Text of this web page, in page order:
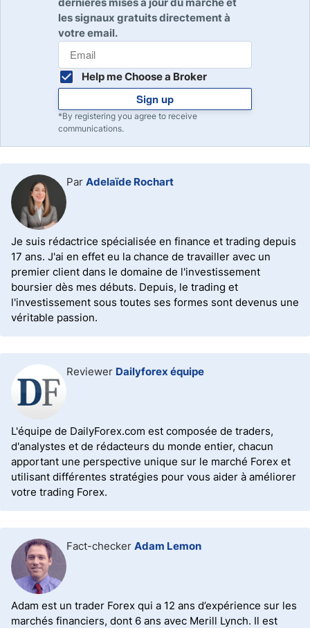
bougie actuelle située tout à droite.
les signaux gratuits directement à
votre email.
Help me Choose a Broker
Sign up
*By registering you agree to receive
communications.
Par Adelaïde Rochart
Je suis rédactrice spécialisée en finance et trading depuis
17 ans. J'ai en effet eu la chance de travailler avec un
premier client dans le domaine de l'investissement
boursier dès mes débuts. Depuis, le trading et
l'investissement sous toutes ses formes sont devenus une
véritable passion.
Reviewer Dailyforex équipe
L'équipe de DailyForex.com est composée de traders,
d'analystes et de rédacteurs du monde entier, chacun
apportant une perspective unique sur le marché Forex et
utilisant différentes stratégies pour vous aider à améliorer
votre trading Forex.
Fact-checker Adam Lemon
Adam est un trader Forex qui a 12 ans d’expérience sur les
marchés financiers, dont 6 ans avec Merill Lynch. Il est